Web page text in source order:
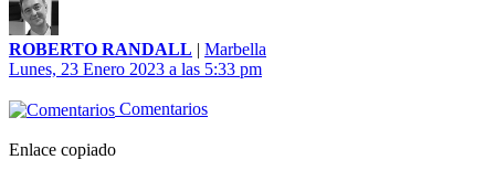
ROBERTO RANDALL | Marbella
Lunes, 23 Enero 2023 a las 5:33 pm
Comentarios
Enlace copiado